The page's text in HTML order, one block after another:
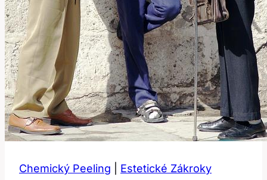
Chemický Peeling Estetické Zákroky